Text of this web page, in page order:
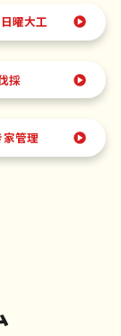
曜大工
採
家管理